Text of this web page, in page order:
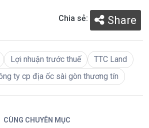
Chia sẻ: Share
Lợi nhuận trước thuế
TTC Land
ty cp địa ốc sài gòn thương tín
CÙNG CHUYÊN MỤC